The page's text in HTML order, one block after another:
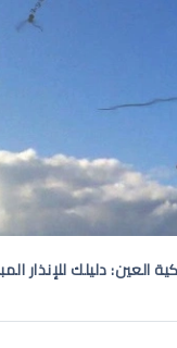
العين: دليلك للإنذار